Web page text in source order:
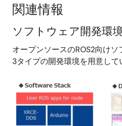
関連情報
ソフトウェア開発環
オープンソースのROS2向けソ
3タイプの開発環境を用意して